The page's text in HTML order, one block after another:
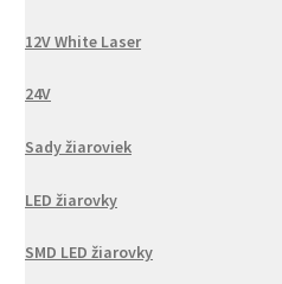
12V White Laser
24V
Sady žiaroviek
LED žiarovky
SMD LED žiarovky